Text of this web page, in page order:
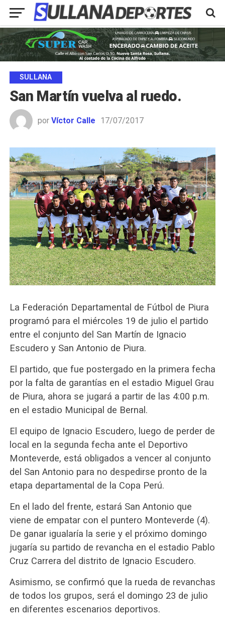
SULLANA
San Martín vuelva al ruedo.
por Víctor Calle 17/07/2017
La Federación Departamental de Fútbol de Piura
programó para el miércoles 19 de julio el partido
entre el conjunto del San Martín de Ignacio
Escudero y San Antonio de Piura.
El partido, que fue postergado en la primera fecha
por la falta de garantías en el estadio Miguel Grau
de Piura, ahora se jugará a partir de las 4:00 p.m.
en el estadio Municipal de Bernal.
El equipo de Ignacio Escudero, luego de perder de
local en la segunda fecha ante el Deportivo
Monteverde, está obligados a vencer al conjunto
del San Antonio para no despedirse pronto de la
etapa departamental de la Copa Perú.
En el lado del frente, estará San Antonio que
viene de empatar con el puntero Monteverde (4).
De ganar igualaría la serie y el próximo domingo
jugaría su partido de revancha en el estadio Pablo
Cruz Carrera del distrito de Ignacio Escudero.
Asimismo, se confirmó que la rueda de revanchas
de todos los grupos, será el domingo 23 de julio
en diferentes escenarios deportivos.